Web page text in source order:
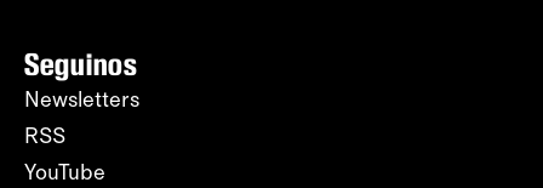
Seguinos
Newsletters
RSS
YouTube